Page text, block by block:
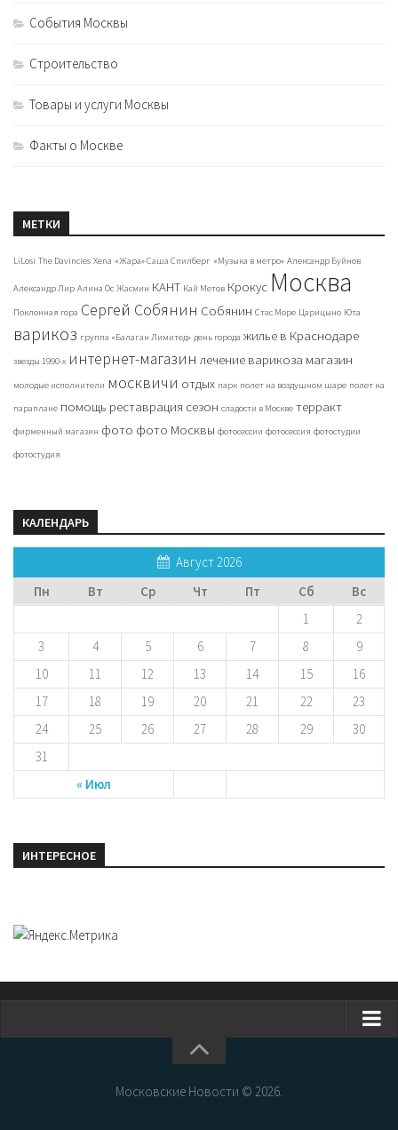
События Москвы
Строительство
Товары и услуги Москвы
Факты о Москве
МЕТКИ
LiLosi The Davincies Xena «Жара» Саша Спилберг «Музыка в метро» Александр Буйнов
Александр Лир Алина Ос Жасмин КАНТ Кай Метов Крокус Москва
Поклонная гора Сергей Собянин Собянин Стас Море Царицыно Юта
варикоз группа «Балаган Лимитед» день города жилье в Краснодаре
звезды 1990-х интернет-магазин лечение варикоза магазин
молодые исполнители москвичи отдых парк полет на воздушном шаре полет на
параплане помощь реставрация сезон сладости в Москве терракт
фирменный магазин фото фото Москвы фотосессии фотосессия фотостудии
фотостудия
КАЛЕНДАРЬ
Август 2026
Пн
Вт Ср Чт Пт Сб Вс
« Июл
1
2
3
4 5 6 7 8
9
10
11 12 13 14 15
16
17
18 19 20 21 22
23
24
25 26 27 28 29
30
31
ИНТЕРЕСНОЕ
Новости МосквыМосковские Новости © 2026.